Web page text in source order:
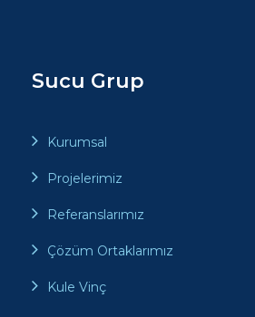
Sucu Grup
Kurumsal
Projelerimiz
Referanslarımız
Çözüm Ortaklarımız
Kule Vinç